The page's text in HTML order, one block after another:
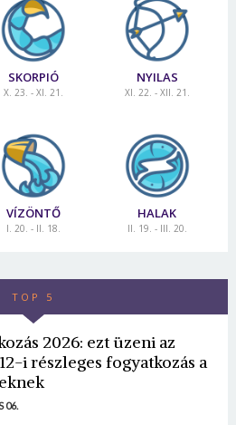
SKORPIÓ
X. 23. - XI. 21.
NYILAS
XI. 22. - XII. 21.
VÍZÖNTŐ
I. 20. - II. 18.
HALAK
II. 19. - III. 20.
TOP 5
2026: ezt üzeni az
i részleges fogyatkozás a
06.